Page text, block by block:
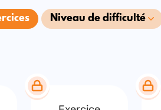
Niveau de difficulté